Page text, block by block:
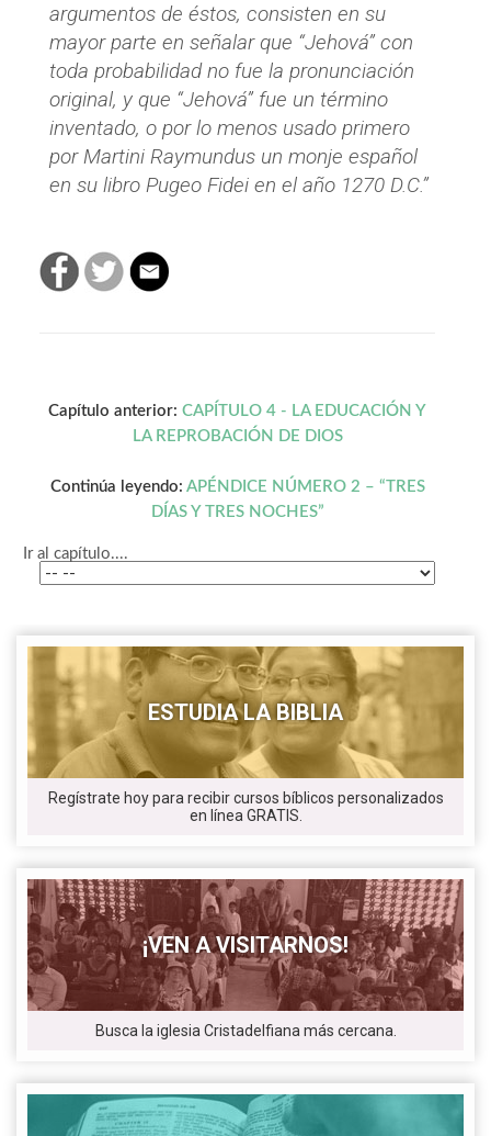
argumentos de éstos, consisten en su
mayor parte en señalar que “Jehová” con
toda probabilidad no fue la pronunciación
original, y que “Jehová” fue un término
inventado, o por lo menos usado primero
por Martini Raymundus un monje español
en su libro Pugeo Fidei en el año 1270 D.C.”
Capítulo anterior: CAPÍTULO 4 - LA EDUCACIÓN Y
LA REPROBACIÓN DE DIOS
Continúa leyendo: APÉNDICE NÚMERO 2 – “TRES
DÍAS Y TRES NOCHES”
Ir al capítulo....
ESTUDIA LA BIBLIA
Regístrate hoy para recibir cursos bíblicos personalizados
en línea GRATIS.
¡VEN A VISITARNOS!
Busca la iglesia Cristadelfiana más cercana.